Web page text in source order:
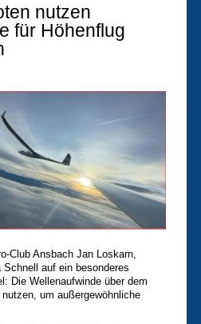
nutzen
für Höhenflug
Club Ansbach Jan Loskarn,
auf ein besonderes
Die Wellenaufwinde über dem
um außergewöhnliche